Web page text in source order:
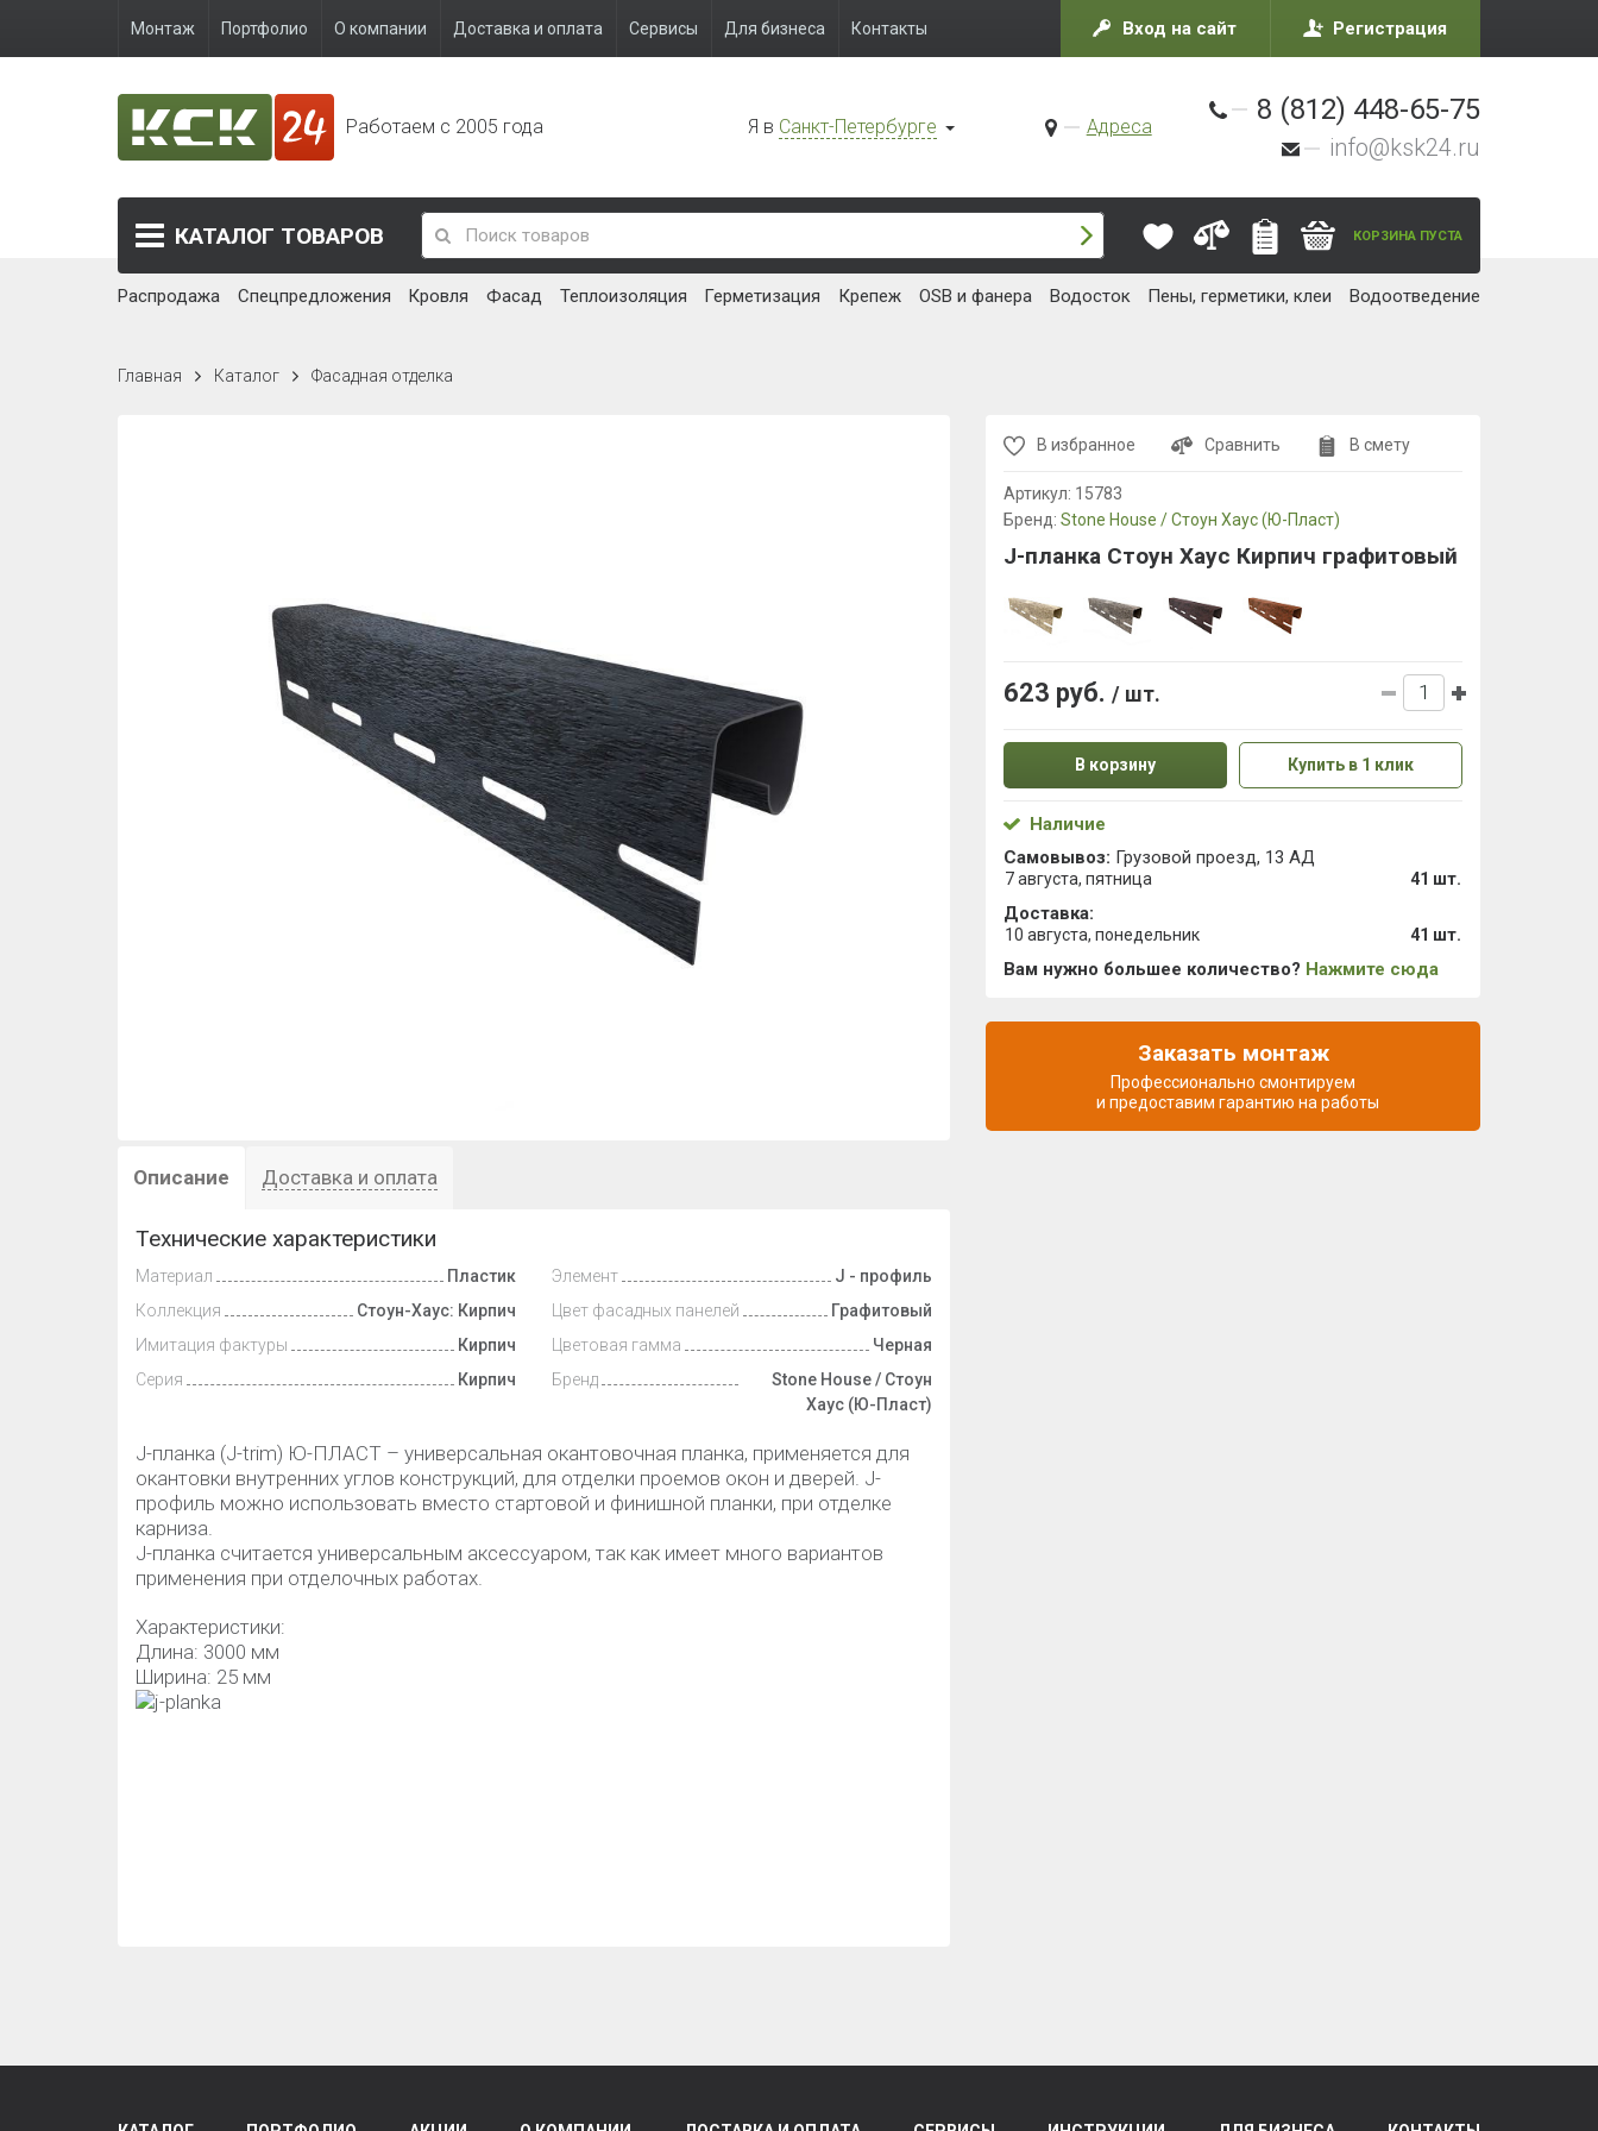
Монтаж Портфолио О компании Доставка и оплата Сервисы Для бизнеса Контакты Вход на сайт Регистрация
Работаем с 2005 года Я в Санкт-Петербурге Адреса
8 (812) 448-65-75
info@ksk24.ru
КАТАЛОГ ТОВАРОВ КОРЗИНА ПУСТА
Распродажа Спецпредложения Кровля Фасад Теплоизоляция Герметизация Крепеж OSB и фанера Водосток Пены, герметики, клеи Водоотведение
Главная Каталог Фасадная отделка
Описание Доставка и оплата
Технические характеристики
Материал
Пластик
Коллекция
Стоун-Хаус: Кирпич
Имитация фактуры
Кирпич
Серия
Кирпич
Элемент
J - профиль
Цвет фасадных панелей
Графитовый
Цветовая гамма
Черная
Бренд
Stone House / Стоун
Хаус (Ю-Пласт)
J-планка (J-trim) Ю-ПЛАСТ – универсальная окантовочная планка, применяется для
окантовки внутренних углов конструкций, для отделки проемов окон и дверей. J-
профиль можно использовать вместо стартовой и финишной планки, при отделке
карниза.
J-планка считается универсальным аксессуаром, так как имеет много вариантов
применения при отделочных работах.
Характеристики:
Длина: 3000 мм
Ширина: 25 мм
В избранное Сравнить В смету
Артикул: 15783
Бренд: Stone House / Стоун Хаус (Ю-Пласт)
J-планка Стоун Хаус Кирпич графитовый
623 руб. / шт.
В корзину Купить в 1 клик
Наличие
Самовывоз: Грузовой проезд, 13 АД
7 августа, пятница 41 шт.
Доставка:
10 августа, понедельник 41 шт.
Вам нужно большее количество? Нажмите сюда
Заказать монтаж
Профессионально смонтируем
и предоставим гарантию на работы